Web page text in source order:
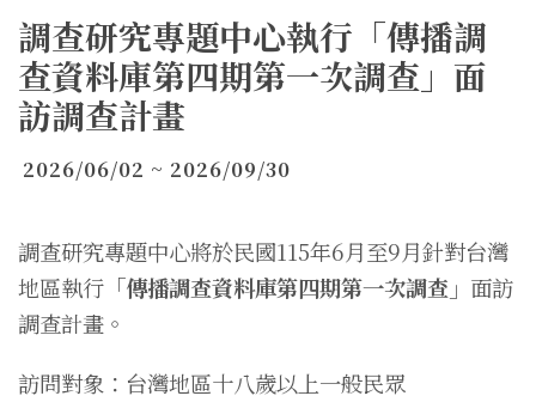
調查研究專題中心執行「傳播調
查資料庫第四期第一次調查」面
訪調查計畫
2026/06/02 ~ 2026/09/30
調查研究專題中心將於民國115年6月至9月針對台灣
地區執行 「傳播調查資料庫第四期第一次調查」 面訪
調查計畫。
訪問對象：台灣地區十八歲以上一般民眾